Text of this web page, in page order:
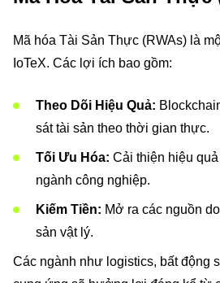
Mã hóa Tài Sản Thực (RWAs) là
IoTeX. Các lợi ích bao gồm:
Theo Dõi Hiệu Quả:
sát tài sản theo thời gian thực.
Tối Ưu Hóa: Cải thiện hiệu
ngành công nghiệp.
Kiếm Tiền: Mở ra các nguồn
sản vật lý.
Các ngành như logistics, bất động